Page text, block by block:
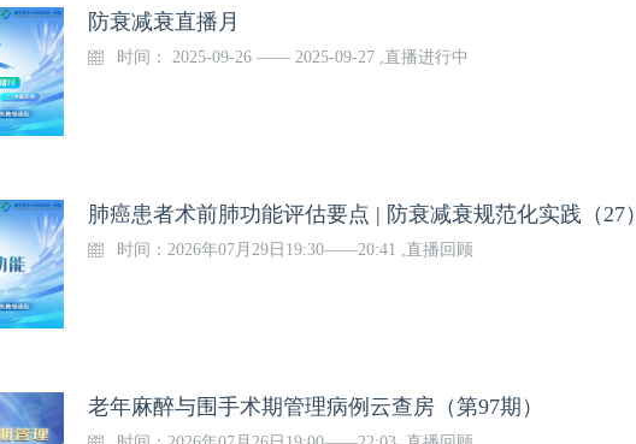
防衰减衰直播月
时间： 2025-09-26 —— 2025-09-27 ,直播进行中
肺癌患者术前肺功能评估要点 | 防衰减衰规范化实践（27）
时间：2026年07月29日19:30——20:41 ,直播回顾
老年麻醉与围手术期管理病例云查房（第97期）